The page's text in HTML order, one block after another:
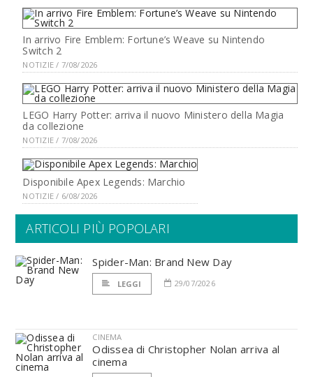
In arrivo Fire Emblem: Fortune’s Weave su Nintendo
Switch 2
NOTIZIE / 7/08/2026
LEGO Harry Potter: arriva il nuovo Ministero della Magia
da collezione
NOTIZIE / 7/08/2026
Disponibile Apex Legends: Marchio
NOTIZIE / 6/08/2026
ARTICOLI PIÙ POPOLARI
Spider-Man: Brand New Day
LEGGI 29/07/2026
CINEMA
Odissea di Christopher Nolan arriva al
cinema